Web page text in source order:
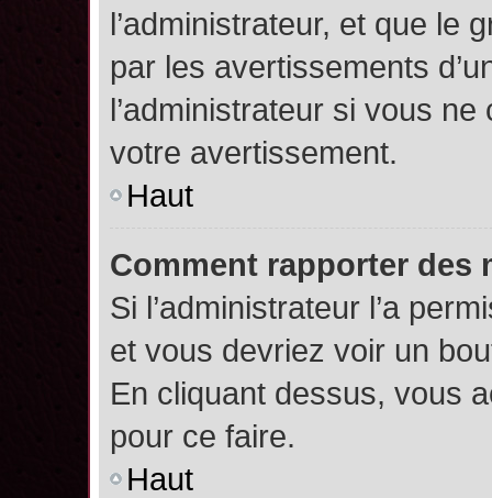
l’administrateur, et que le
par les avertissements
l’administrateur si vous
votre avertissement.
Haut
Comment rapporter des
Si l’administrateur l’a
et vous devriez voir un
En cliquant dessus, vous
pour ce faire.
Haut